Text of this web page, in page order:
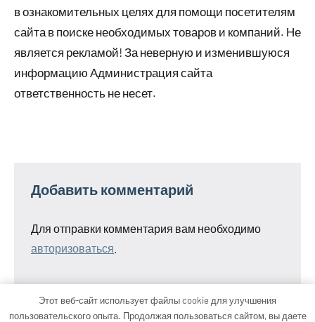
в ознакомительных целях для помощи посетителям
сайта в поиске необходимых товаров и компаний. Не
является рекламой! За неверную и изменившуюся
информацию Администрация сайта
ответственность не несет.
Добавить комментарий
Для отправки комментария вам необходимо
авторизоваться
Этот веб-сайт использует файлы cookie для улучшения
пользовательского опыта. Продолжая пользоваться сайтом, вы даете